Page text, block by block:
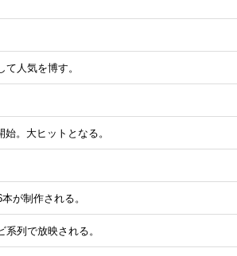
人気を博す。
。大ヒットとなる。
が制作される。
列で放映される。